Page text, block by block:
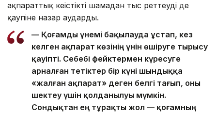
ақпараттық кеңістікті шамадан тыс реттеудің де
қаупіне назар аударды.
— Қоғамды үнемі бақылауда ұстап, кез
келген ақпарат көзінің үнін өшіруге тырысу
қауіпті. Себебі фейктермен күресуге
арналған тетіктер бір күні шындыққа
«жалған ақпарат» деген белгі тағып, оны
шектеу үшін қолданылуы мүмкін.
Сондықтан ең тұрақты жол — қоғамның